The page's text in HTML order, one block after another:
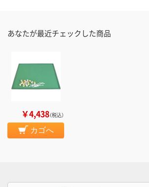
あなたが最近チェックした商品
￥4,438（税込）
カゴへ